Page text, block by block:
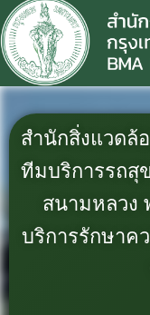
สำนักสิ่งแวดล้
ทีมบริการรถสุ
สนามหลวง
บริการรักษาค